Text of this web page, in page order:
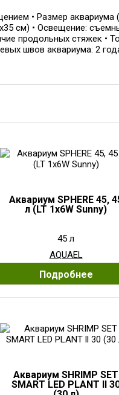
• Размер аквариума
см) • Освещение:
продольных стяжек •
швов аквариума: 2
Аквариум SPHERE 45,
л (LT 1x6W Sunny)
45 л
AQUAEL
Подробнее
Aквариум SHRIMP SET
SMART LED PLANT ll